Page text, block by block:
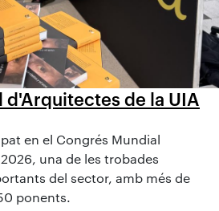
d'Arquitectes de la UIA
en el Congrés Mundial
una de les trobades
del sector, amb més de
ponents.